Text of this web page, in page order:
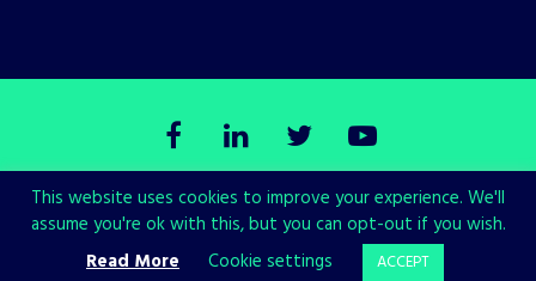
© Copyright All in! Games 2026. All Rights Reserved.
Made with love by CHALLENGE Studio
This website uses cookies to improve your experience. We'll
assume you're ok with this, but you can opt-out if you wish.
Read More
Cookie settings ACCEPT